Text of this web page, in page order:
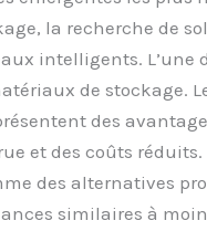
la recherche de
intelligents. L’une
de stockage.
des
et des coûts
des alternatives
similaires à